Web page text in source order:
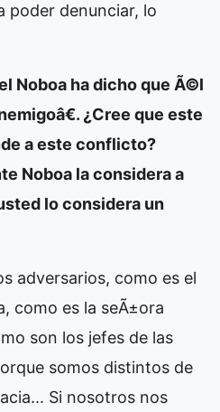
poder denunciar, lo
Noboa ha dicho que Ã©l
¿Cree que este
a este conflicto?
Noboa la considera a
lo considera un
adversarios, como es el
como es la seÃ±ora
son los jefes de las
somos distintos de
Si nosotros nos